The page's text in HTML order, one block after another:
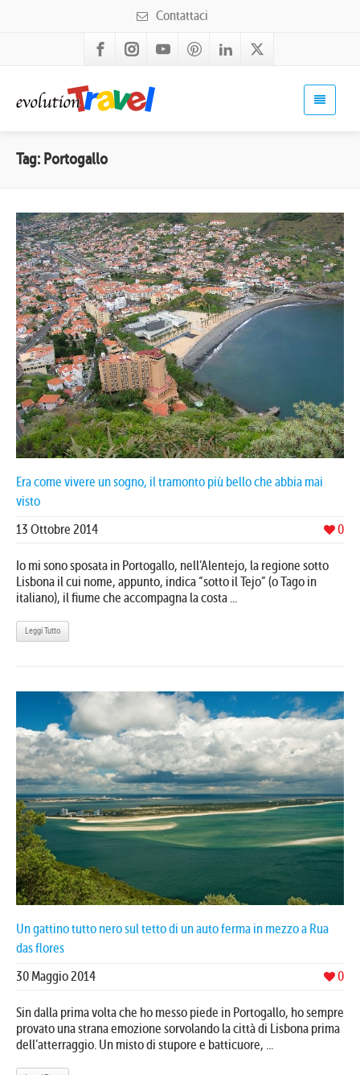
Contattaci
Tag: Portogallo
Era come vivere un sogno, il tramonto più bello che abbia mai
visto
0
13 Ottobre 2014
Io mi sono sposata in Portogallo, nell’Alentejo, la regione sotto
Lisbona il cui nome, appunto, indica “sotto il Tejo” (o Tago in
italiano), il fiume che accompagna la costa ...
Leggi Tutto
Un gattino tutto nero sul tetto di un auto ferma in mezzo a Rua
das flores
0
30 Maggio 2014
Sin dalla prima volta che ho messo piede in Portogallo, ho sempre
provato una strana emozione sorvolando la città di Lisbona prima
dell’atterraggio. Un misto di stupore e batticuore, ...